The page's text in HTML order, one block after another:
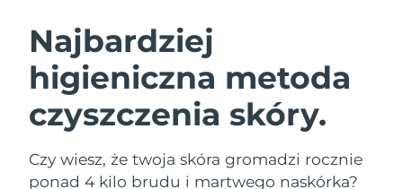
Najbardziej
higieniczna metoda
czyszczenia skóry.
Czy wiesz, że twoja skóra gromadzi rocznie
ponad 4 kilo brudu i martwego naskórka?
URODY
Oczyszczanie twarzy
LUNA™ 4 zestaw
Anti-aging massage
Lifting twarzy
BEAR™ 2 zestaw
Microcurrent toning
Australia
Oczekiwany czas dostawy
8/13/26
Austria
Oczekiwany czas dostawy
Bahrajn
Oczekiwany czas dostawy